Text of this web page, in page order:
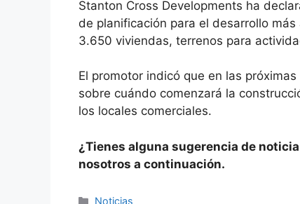
Stanton Cross Developments ha
de planificación para el desarrollo
3.650 viviendas, terrenos para
El promotor indicó que en las
sobre cuándo comenzará la
los locales comerciales.
¿Tienes alguna sugerencia de
nosotros a continuación.
Categorías
Noticias